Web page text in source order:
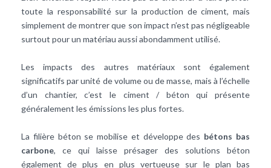
toute la responsabilité sur la production de ciment, mais
simplement de montrer que son impact n’est pas négligeable
surtout pour un matériau aussi abondamment utilisé.
Les impacts des autres matériaux sont également
significatifs par unité de volume ou de masse, mais à l’échelle
d’un chantier, c’est le ciment / béton qui présente
généralement les émissions les plus fortes.
La filière béton se mobilise et développe des bétons bas
carbone, ce qui laisse présager des solutions béton
également de plus en plus vertueuse sur le plan bas